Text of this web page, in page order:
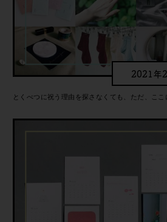
2021年
とくべつに祝う理由を探さなくても、ただ、ここ